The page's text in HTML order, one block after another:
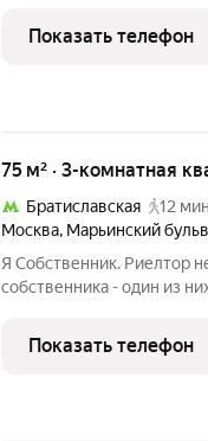
застройщика «Страна
квартира на 5 этаже от
Показать телефон
75 м² · 3-комнатная
Братиславская
12
Москва, Марьинский
Я Собственник. Риелтор
собственника - один из
не выписывается при
Показать телефон